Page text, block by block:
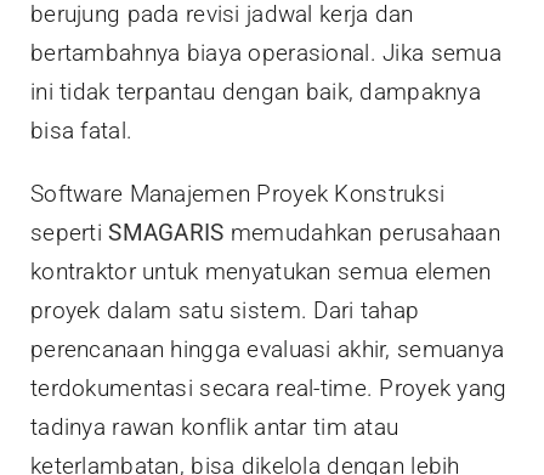
berujung pada revisi jadwal kerja dan
bertambahnya biaya operasional. Jika semua
ini tidak terpantau dengan baik, dampaknya
bisa fatal.
Software Manajemen Proyek Konstruksi
sepertiSMAGARIS memudahkan perusahaan
kontraktor untuk menyatukan semua elemen
proyek dalam satu sistem. Dari tahap
perencanaan hingga evaluasi akhir, semuanya
terdokumentasi secara real-time. Proyek yang
tadinya rawan konflik antar tim atau
keterlambatan, bisa dikelola dengan lebih